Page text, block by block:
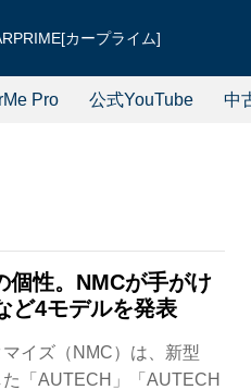
カープライム]
Pro 公式YouTube 中
個性。NMCが手がけ
ど4モデルを発表
イズ（NMC）は、新型
た「AUTECH」「AUTECH